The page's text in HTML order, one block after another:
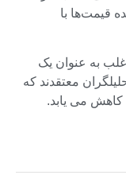
قیمت‌ها با
به عنوان یک
معتقدند که
کاهش می یابد.